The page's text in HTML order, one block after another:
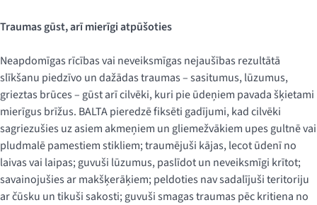
Traumas gūst, arī mierīgi atpūšoties
Neapdomīgas rīcības vai neveiksmīgas nejaušības rezultātā
slīkšanu piedzīvo un dažādas traumas – sasitumus, lūzumus,
grieztas brūces – gūst arī cilvēki, kuri pie ūdeņiem pavada šķietami
mierīgus brīžus. BALTA pieredzē fiksēti gadījumi, kad cilvēki
sagriezušies uz asiem akmeņiem un gliemežvākiem upes gultnē vai
pludmalē pamestiem stikliem; traumējuši kājas, lecot ūdenī no
laivas vai laipas; guvuši lūzumus, paslīdot un neveiksmīgi krītot;
savainojušies ar makšķerāķiem; peldoties nav sadalījuši teritoriju
ar čūsku un tikuši sakosti; guvuši smagas traumas pēc kritiena no